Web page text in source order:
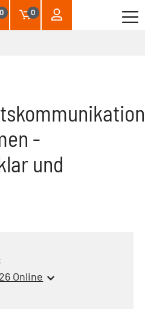
0 0
-
und
Online